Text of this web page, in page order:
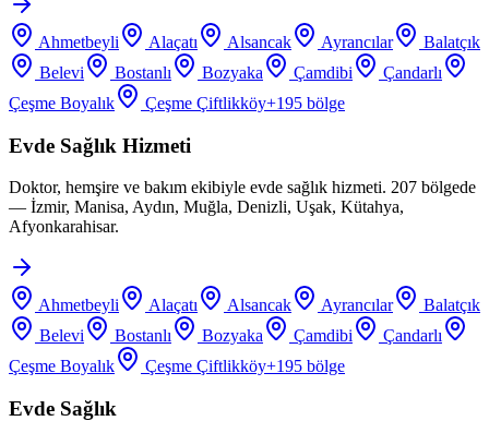
Ahmetbeyli Alaçatı Alsancak Ayrancılar
Balatçık
Belevi
Bostanlı Bozyaka Çamdibi
Çandarlı
Çeşme Boyalık
Çeşme Çiftlikköy+195 bölge
Evde Sağlık Hizmeti
Doktor, hemşire ve bakım ekibiyle evde sağlık hizmeti. 207 bölgede
— İzmir, Manisa, Aydın, Muğla, Denizli, Uşak, Kütahya,
Afyonkarahisar.
Ahmetbeyli Alaçatı Alsancak Ayrancılar
Balatçık
Belevi
Bostanlı Bozyaka Çamdibi
Çandarlı
Çeşme Boyalık
Çeşme Çiftlikköy+195 bölge
Evde Sağlık